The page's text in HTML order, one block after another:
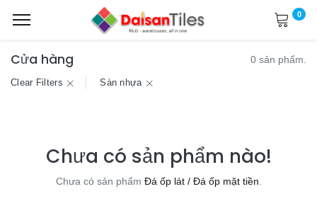
0
Cửa hàng 0 sản phẩm.
Clear Filters Sàn nhựa
Chưa có sản phẩm nào!
Chưa có sản phẩm Đá ốp lát / Đá ốp mặt tiền